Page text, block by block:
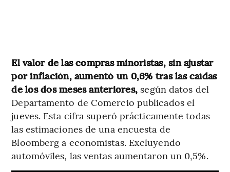
El valor de las compras minoristas, sin ajustar
por inflación, aumentó un 0,6% tras las caídas
de los dos meses anteriores, según datos del
Departamento de Comercio publicados el
jueves. Esta cifra superó prácticamente todas
las estimaciones de una encuesta de
Bloomberg a economistas. Excluyendo
automóviles, las ventas aumentaron un 0,5%.